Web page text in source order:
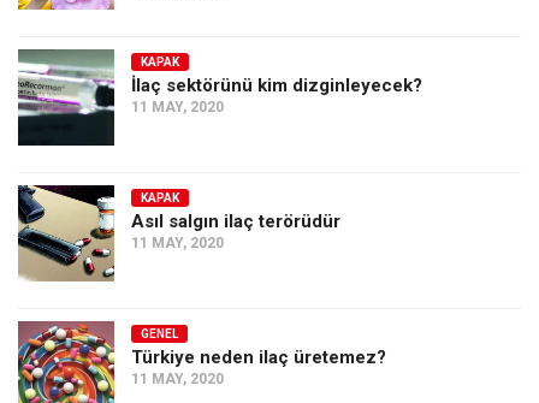
Dosyalar
KAPAK
İlaç sektörünü kim dizginleyecek?
11 MAY, 2020
KAPAK
Asıl salgın ilaç terörüdür
11 MAY, 2020
GENEL
Türkiye neden ilaç üretemez?
11 MAY, 2020